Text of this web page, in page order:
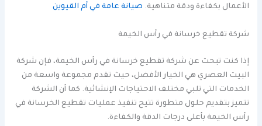
الأعمال بكفاءة ودقة متناهية. صيانة عامة في أم القيوين
شركة تقطيع خرسانة في رأس الخيمة
إذا كنت تبحث عن شركة تقطيع خرسانة في رأس الخيمة، فإن شركة
البيت العصري هي الخيار الأفضل، حيث تقدم مجموعة واسعة من
الخدمات التي تلبي مختلف الاحتياجات الإنشائية. كما أن الشركة
تتميز بتقديم حلول متطورة تتيح تنفيذ عمليات تقطيع الخرسانة في
رأس الخيمة بأعلى درجات الدقة والكفاءة.